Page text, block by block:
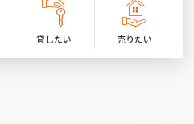
）への不正アクセスによる個人情報流出の可能性について
貸したい 売りたい